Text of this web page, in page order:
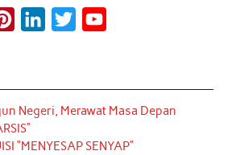
t
e
r
k
e
d
t
t
e
T
u
b
Negeri, Merawat Masa Depan
“MENYESAP SENYAP”